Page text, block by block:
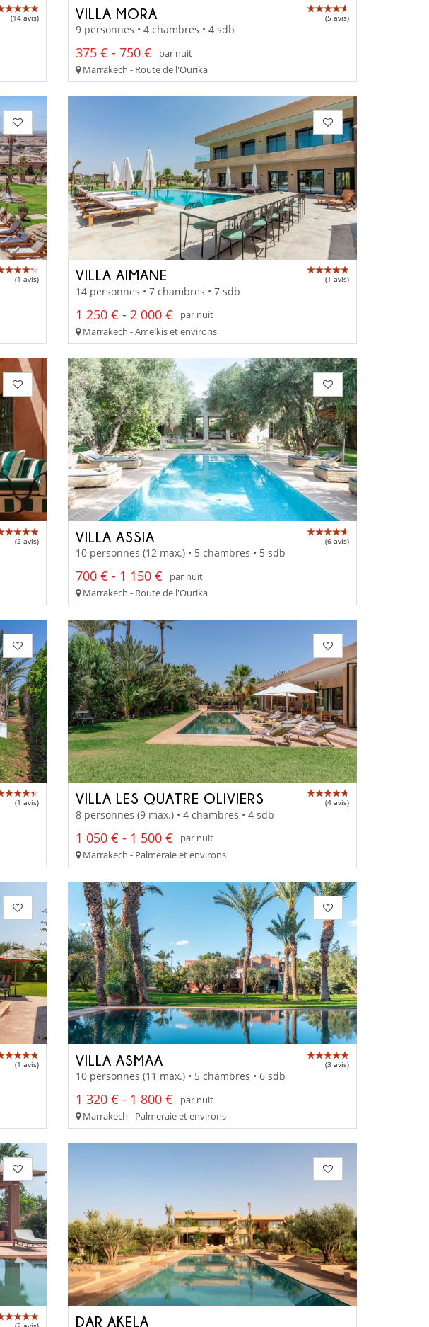
(14 avis) VILLA MORA (5 avis)
9 personnes • 4 chambres • 4 sdb
375 € - 750 €
par nuit
Marrakech - Route de l'Ourika
(1 avis) VILLA AIMANE (1 avis)
14 personnes • 7 chambres • 7 sdb
1 250 € - 2 000 €
par nuit
Marrakech - Amelkis et environs
(2 avis) VILLA ASSIA (6 avis)
10 personnes (12 max.) • 5 chambres • 5 sdb
700 € - 1 150 €
par nuit
Marrakech - Route de l'Ourika
(1 avis) VILLA LES QUATRE OLIVIERS (4 avis)
8 personnes (9 max.) • 4 chambres • 4 sdb
1 050 € - 1 500 €
par nuit
Marrakech - Palmeraie et environs
(1 avis) VILLA ASMAA (3 avis)
10 personnes (11 max.) • 5 chambres • 6 sdb
1 320 € - 1 800 €
par nuit
Marrakech - Palmeraie et environs
DAR AKELA